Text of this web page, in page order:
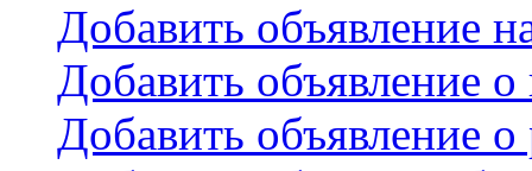
Добавить объявление
Добавить объявление
Добавить объявление о